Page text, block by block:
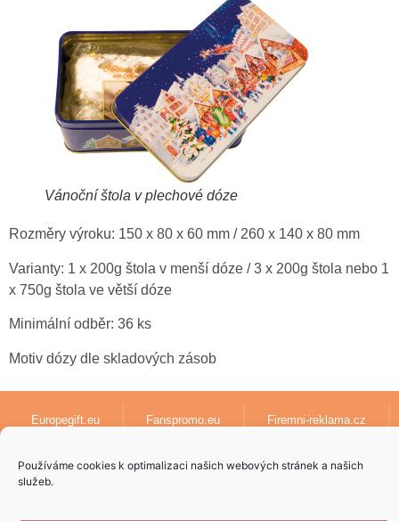
Používáme cookies k optimalizaci našich webových stránek a našich
služeb.
Vánoční štola v plechové dóze
Rozměry výroku: 150 x 80 x 60 mm / 260 x 140 x 80 mm
Varianty: 1 x 200g štola v menší dóze / 3 x 200g štola nebo 1
x 750g štola ve větší dóze
Minimální odběr: 36 ks
Motiv dózy dle skladových zásob
Europegift.eu Fanspromo.eu Firemni-reklama.cz
Textil-pro-firmy.cz lanyards-europe.com